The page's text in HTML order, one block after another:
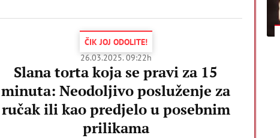
ČIK JOJ ODOLITE!
26.03.2025. 09:22h
Slana torta koja se pravi za 15
minuta: Neodoljivo posluženje za
ručak ili kao predjelo u posebnim
prilikama